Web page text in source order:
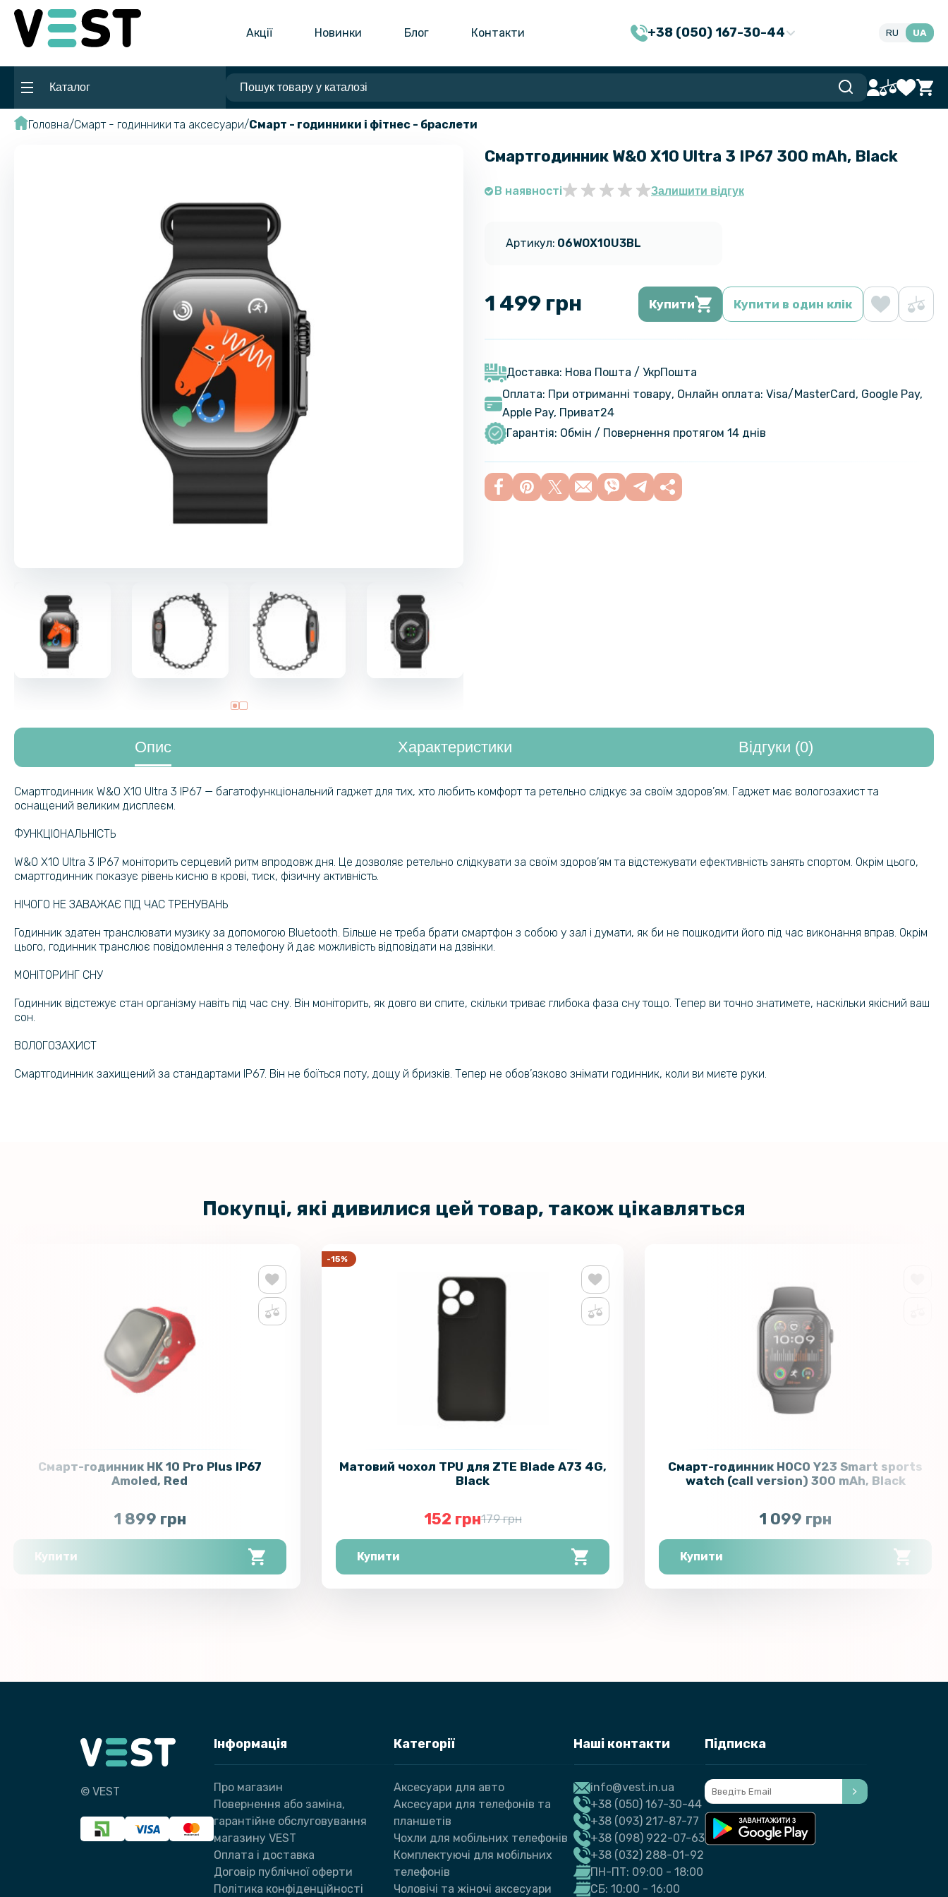
Акції Новинки Блог Контакти +38 (050) 167-30-44 RU UA
Каталог
Головна Смарт - годинники та аксесуари Смарт - годинники і фітнес - браслети
Смартгодинник W&O X10 Ultra 3 IP67 300 mAh, Black
В наявності Залишити відгук
Артикул: 06WOX10U3BL
1 499 грн Купити Купити в один клік
Доставка: Нова Пошта / УкрПошта
Оплата: При отриманні товару, Онлайн оплата: Visa/MasterСard, Google Pay,
Apple Pay, Приват24
Гарантія: Обмін / Повернення протягом 14 днів
Опис Характеристики Відгуки (0)
Смартгодинник W&O X10 Ultra 3 IP67 — багатофункціональний гаджет для тих, хто любить комфорт та ретельно слідкує за своїм здоров’ям. Гаджет має вологозахист та
оснащений великим дисплеєм.
ФУНКЦІОНАЛЬНІСТЬ
W&O X10 Ultra 3 IP67 моніторить серцевий ритм впродовж дня. Це дозволяє ретельно слідкувати за своїм здоров’ям та відстежувати ефективність занять спортом. Окрім цього,
смартгодинник показує рівень кисню в крові, тиск, фізичну активність.
НІЧОГО НЕ ЗАВАЖАЄ ПІД ЧАС ТРЕНУВАНЬ
Годинник здатен транслювати музику за допомогою Bluetooth. Більше не треба брати смартфон з собою у зал і думати, як би не пошкодити його під час виконання вправ. Окрім
цього, годинник транслює повідомлення з телефону й дає можливість відповідати на дзвінки.
МОНІТОРИНГ СНУ
Годинник відстежує стан організму навіть під час сну. Він моніторить, як довго ви спите, скільки триває глибока фаза сну тощо. Тепер ви точно знатимете, наскільки якісний ваш
сон.
ВОЛОГОЗАХИСТ
Смартгодинник захищений за стандартами IP67. Він не боїться поту, дощу й бризків. Тепер не обов’язково знімати годинник, коли ви миєте руки.
Покупці, які дивилися цей товар, також цікавляться
Смарт-годинник HK 10 Pro Plus IP67
Amoled, Red
1 899 грн
Купити
-15%
Матовий чохол TPU для ZTE Blade A73 4G,
Black
152 грн179 грн
Купити
Смарт-годинник HOCO Y23 Smart sports
watch (call version) 300 mAh, Black
1 099 грн
Купити
© VEST
Інформація
Про магазин
Повернення або заміна,
гарантійне обслуговування
магазину VEST
Оплата і доставка
Договір публічної оферти
Політика конфіденційності
Категорії
Аксесуари для авто
Аксесуари для телефонів та
планшетів
Чохли для мобільних телефонів
Комплектуючі для мобільних
телефонів
Чоловічі та жіночі аксесуари
Наші контакти
info@vest.in.ua
+38 (050) 167-30-44
+38 (093) 217-87-77
+38 (098) 922-07-63
+38 (032) 288-01-92
ПН-ПТ: 09:00 - 18:00
СБ: 10:00 - 16:00
Підписка